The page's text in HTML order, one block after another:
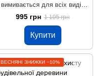
вимивається для всіх видів
деревини Bochemit OPTI F, 1
кг, коричневий
995 грн 1 105 грн
Купити
ВЕСНЯНІ ЗНИЖКИ −10%